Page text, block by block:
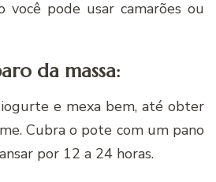
você pode usar camarões ou
da massa:
e mexa bem, até obter
Cubra o pote com um pano
por 12 a 24 horas.